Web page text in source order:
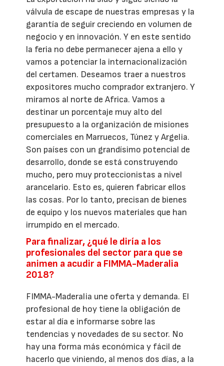
válvula de escape de nuestras empresas y la
garantía de seguir creciendo en volumen de
negocio y en innovación. Y en este sentido
la feria no debe permanecer ajena a ello y
vamos a potenciar la internacionalización
del certamen. Deseamos traer a nuestros
expositores mucho comprador extranjero. Y
miramos al norte de Africa. Vamos a
destinar un porcentaje muy alto del
presupuesto a la organización de misiones
comerciales en Marruecos, Túnez y Argelia.
Son países con un grandísimo potencial de
desarrollo, donde se está construyendo
mucho, pero muy proteccionistas a nivel
arancelario. Esto es, quieren fabricar ellos
las cosas. Por lo tanto, precisan de bienes
de equipo y los nuevos materiales que han
irrumpido en el mercado.
Para finalizar, ¿qué le diría a los
profesionales del sector para que se
animen a acudir a FIMMA-Maderalia
2018?
FIMMA-Maderalia une oferta y demanda. El
profesional de hoy tiene la obligación de
estar al día e informarse sobre las
tendencias y novedades de su sector. No
hay una forma más económica y fácil de
hacerlo que viniendo, al menos dos días, a la